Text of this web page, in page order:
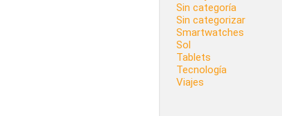
Sin categoría
Sin categorizar
Smartwatches
Sol
Tablets
Tecnología
Viajes